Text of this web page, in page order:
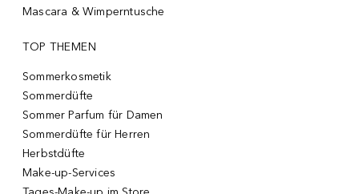
Mascara & Wimperntusche
TOP THEMEN
Sommerkosmetik
Sommerdüfte
Sommer Parfum für Damen
Sommerdüfte für Herren
Herbstdüfte
Make-up-Services